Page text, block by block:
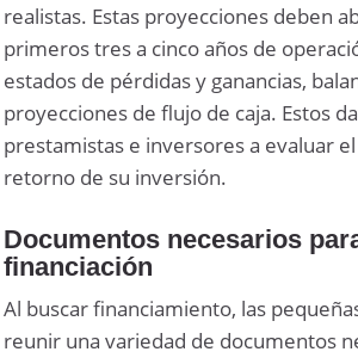
realistas. Estas proyecciones deben
primeros tres a cinco años de
estados de pérdidas y ganancias,
proyecciones de flujo de caja. Estos
prestamistas e inversores a evaluar
retorno de su inversión.
Documentos necesarios
financiación
Al buscar financiamiento, las
reunir una variedad de documentos